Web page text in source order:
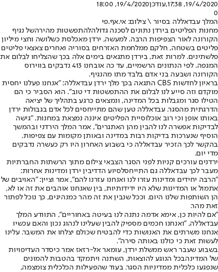
19/4/2020, 17:38
,עודכן19/4/2020, 18:00
0
המלך עבדאללה בסיור \ צילום: אי.אף.פי
מחנות הפליטים בירדן נתונים לסכנה גדולהלהתפשטות מהירהשל נגיף
הקורונה לאור הצפיפות הרבה. למעשה, ירדן מאכלסת כשלושה וחצי מיליון
פליטים בשטחה, חלקם ממלחמת האזרחים בסוריה ואחרים צאצאי פליטים
פלשתינים. למרות זאת, בירדן מתגאים בימים אלה בכך שהצליחו לבלום את
המגפה. לפי הנתונים הרשמיים, עד כה אובחנו 413 נדבקים בווירוס
הקורונה ושבעה בני אדם בלבד מתו מהנגיף.
בראיון לחדשות CBS התגאה בכך מלך ירדן עבדאללה: "אנחנו פעלנו יחסית
מוקדם וזה סייע לנו לבלום את ההתפשטות די טוב". הוא הסביר כי הם
הטילו סגר ומגבלות בכל המדינה, ונמצאים כרגע בתהליך של יציאה
הדרגתית מהסגר. עבדאללה טען שהם מתייחסים לכל אדם בגבולות ירדן
באותו אופן וכי רוב אוכלוסיית הפליטים איננה נמצאת במחנות. "גישה
לבדיקות אפשרה לנו להבין מהן האתגרים", אמר המלך הירדני ובהמשך
הוסיף שנערכות בדיקות רבות במדינה ובאותן מקומות עם צפיפות.
בהקשר לכך הזכיר עבדאללה כי בשבוע האחרון היו רק כעשרה נדבקים
מדי יום.
ירדנים עורכים קניות לפני הסגר הצבאי צילום מתוך הרשתות החברתיות
מעבר לכך עבדאללה גם התייחסלסיוע הדדיבין ירדן ומדינות אחרות:
"הרבה יחידים ומדינות עזרו לנו ואנחנו עזרנו להם", אמר וציין: "האויבים של
אתמול או המדינות שלא היו ידידותיות, בין שאנחנו אוהבים את זה או לא,
הן השותפות שלנו היום. וככל שנבין את זה מהר כמנהיגים, כך נוכל לפתור
זאת מהר.
"אם להיות כן, אימא אדמה נתנה לנו בעיטה באחוריים", התוודע המלך
עבדאללה, "ואנחנו חכמים מספיק להבין שעלינו לנהוג נכון והאם עכשיו
אנחנו משרתים את האנושות כדי להבטיח שכולם יצלחו את המשבר. עלינו
לעשות זאת כי כולנו באותה סירה".
בשבוע שעבר ראש ממשלת ירדן, עומאר אל-רזאז אמר כיסדר העדיפויות
של המדינהבכל הנוגע להוצאות, השתנה ויתמקד בהטבות להמונים
שנפגעו כלכלית ממדיניות הסגר. בעוד שהפעילות הכלכלית צומצמה,